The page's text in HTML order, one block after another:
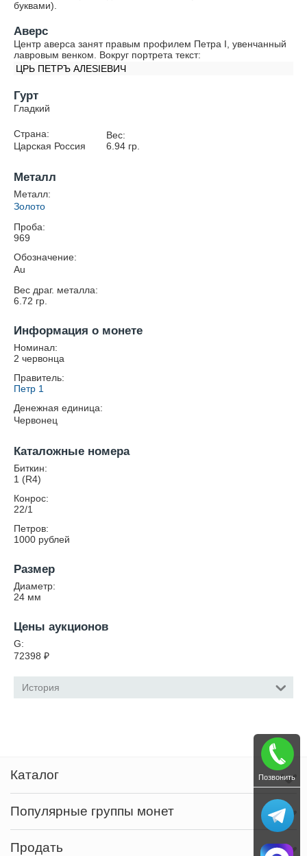
буквами).
Аверс
Центр аверса занят правым профилем Петра I, увенчанный
лавровым венком. Вокруг портрета текст:
ЦРЬ ПЕТРЪ АЛЕSIЕВИЧ
Гурт
Гладкий
Страна:
Царская Россия
Вес:
6.94гр.
Металл
Металл:
Золото
Проба:
969
Обозначение:
Au
Вес драг. металла:
6.72 гр.
Информация о монете
Номинал:
2 червонца
Правитель:
Петр 1
Денежная единица:
Червонец
Каталожные номера
Биткин:
1 (R4)
Конрос:
22/1
Петров:
1000 рублей
Размер
Диаметр:
24 мм
Цены аукционов
G:
72398 ₽
История
Каталог
Популярные группы монет
Продать
Позвонить